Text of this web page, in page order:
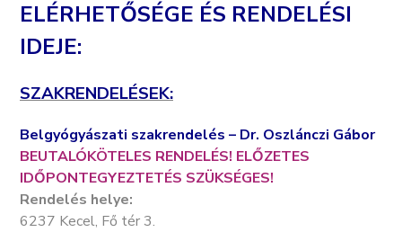
ELÉRHETŐSÉGE ÉS RENDELÉSI
IDEJE:
SZAKRENDELÉSEK:
Belgyógyászati szakrendelés – Dr. Oszlánczi Gábor
BEUTALÓKÖTELES RENDELÉS! ELŐZETES
IDŐPONTEGYEZTETÉS SZÜKSÉGES!
Rendelés helye:
6237 Kecel, Fő tér 3.